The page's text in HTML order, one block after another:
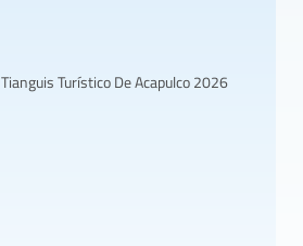
Tianguis Turístico De Acapulco 2026